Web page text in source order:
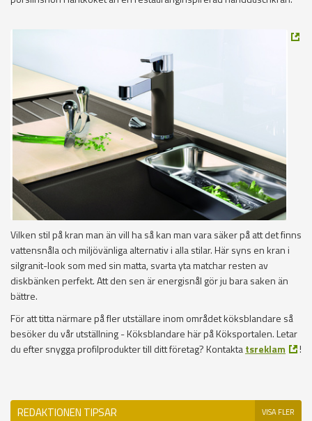
Vilken stil på kran man än vill ha så kan man vara säker på att det finns
vattensnåla och miljövänliga alternativ i alla stilar. Här syns en kran i
silgranit-look som med sin matta, svarta yta matchar resten av
diskbänken perfekt. Att den sen är energisnål gör ju bara saken än
bättre.
För att titta närmare på fler utställare inom området köksblandare så
besöker du vår utställning - Köksblandare här på Köksportalen. Letar
du efter snygga profilprodukter till ditt företag? Kontaktatsreklam !
REDAKTIONEN TIPSAR VISA FLER